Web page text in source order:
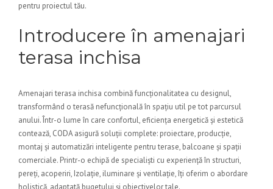
pentru proiectul tău.
Introducere în amenajari
terasa inchisa
Amenajari terasa inchisa combină funcționalitatea cu designul,
transformând o terasă nefuncțională în spațiu util pe tot parcursul
anului. Într-o lume în care confortul, eficiența energetică și estetică
contează, CODA asigură soluții complete: proiectare, producție,
montaj și automatizări inteligente pentru terase, balcoane și spații
comerciale. Printr-o echipă de specialiști cu experiență în structuri,
pereți, acoperiri, Izolație, iluminare și ventilație, îți oferim o abordare
holistică, adaptată bugetului și obiectivelor tale.